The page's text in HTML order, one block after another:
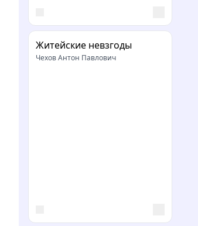
Житейские невзгоды
Чехов Антон Павлович